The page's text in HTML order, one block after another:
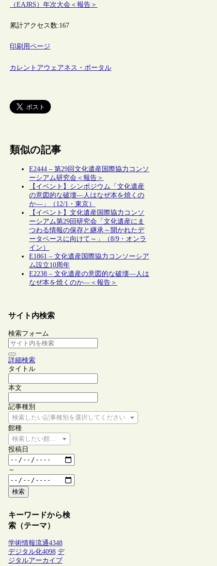
（EAJRS）年次大会＜報告＞
累計アクセス数:167
印刷用ページ
カレントアウェアネス・ポータル
類似の記事
E2444 – 第29回文化遺産国際協力コンソ
ーシアム研究会＜報告＞
【イベント】シンポジウム「文化遺産
の意図的な破壊―人はなぜ本を焼くの
か―」（12/1・東京）
【イベント】文化遺産国際協力コンソ
ーシアム第29回研究会「文化遺産にま
つわる情報の保存と継承～開かれたデ
ータベースに向けて～」（8/9・オンラ
イン）
E1861 – 文化遺産国際協力コンソーシア
ム設立10周年
E2238 – 文化遺産の意図的な破壊―人は
なぜ本を焼くのか―＜報告＞
サイト内検索
検索フォーム
詳細検索
タイトル
本文
記事種別
検索したい記事種別を選択してください
館種
検索したい館種を選択してください
投稿日
～
検索
キーワードから検
索（テーマ）
学術情報流通4348
デジタル化4098 デ
ジタルアーカイブ